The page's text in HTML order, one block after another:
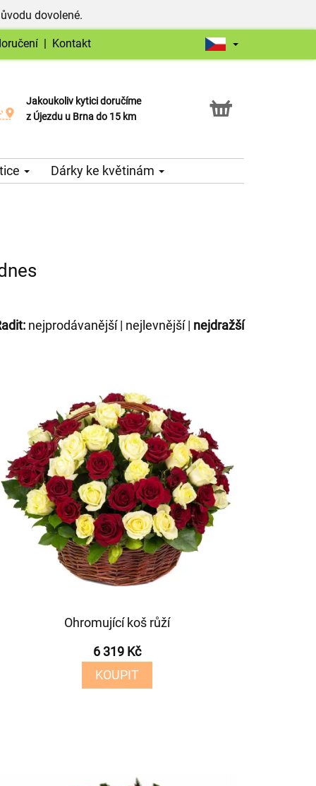
dovolené.
| Kontakt
Jakoukoliv kytici doručíme
z Újezdu u Brna do 15 km
Možnost vyzvednout v naší květince
Dárky ke květinám
nejprodávanější| nejlevnější| nejdražší
Ohromující koš růží
6 319 Kč
KOUPIT